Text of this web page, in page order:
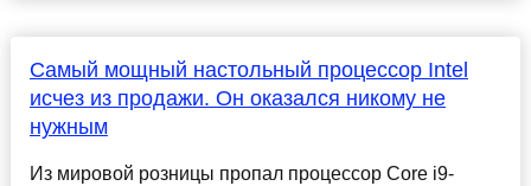
Самый мощный настольный процессор Intel
исчез из продажи. Он оказался никому не
нужным
Из мировой розницы пропал процессор Core i9-